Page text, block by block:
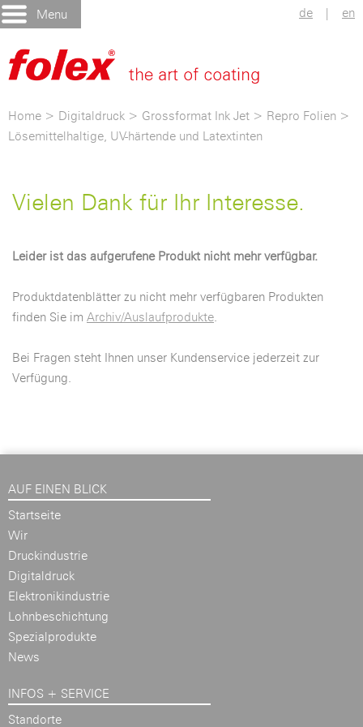
Menu de | en
Home > Digitaldruck > Grossformat Ink Jet > Repro Folien >
Lösemittelhaltige, UV-härtende und Latextinten
Vielen Dank für Ihr Interesse.
Leider ist das aufgerufene Produkt nicht mehr verfügbar.
Produktdatenblätter zu nicht mehr verfügbaren Produkten
finden Sie im Archiv/Auslaufprodukte.
Bei Fragen steht Ihnen unser Kundenservice jederzeit zur
Verfügung.
AUF EINEN BLICK
Startseite
Wir
Druckindustrie
Digitaldruck
Elektronikindustrie
Lohnbeschichtung
Spezialprodukte
News
INFOS + SERVICE
Standorte